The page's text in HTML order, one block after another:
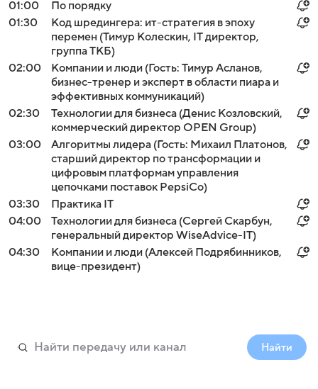
01:00
По порядку
01:30
Код шредингера: ит-стратегия в эпоху
перемен (Тимур Колескин, IT директор,
группа ТКБ)
02:00
Компании и люди (Гость: Тимур Асланов,
бизнес-тренер и эксперт в области пиара и
эффективных коммуникаций)
02:30
Технологии для бизнеса (Денис Козловский,
коммерческий директор OPEN Group)
03:00
Алгоритмы лидера (Гость: Михаил Платонов,
старший директор по трансформации и
цифровым платформам управления
цепочками поставок PepsiCo)
03:30
Практика IT
04:00
Технологии для бизнеса (Сергей Скарбун,
генеральный директор WiseAdvice-IT)
04:30
Компании и люди (Алексей Подрябинников,
вице-президент)
Найти